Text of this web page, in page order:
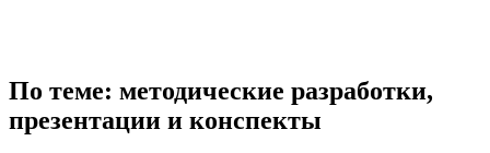
По теме: методические разработки,
презентации и конспекты